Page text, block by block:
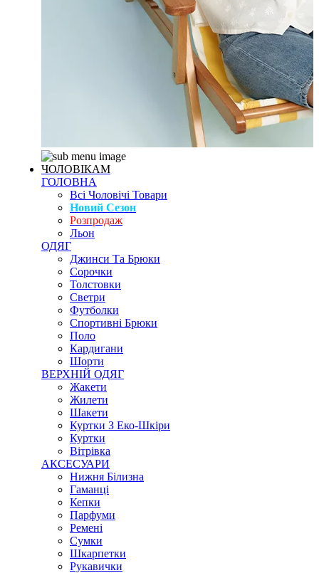
ЧОЛОВІКАМ
ГОЛОВНА
Всі Чоловічі Товари
Новий Сезон
Розпродаж
Льон
ОДЯГ
Джинси Та Брюки
Сорочки
Толстовки
Светри
Футболки
Спортивні Брюки
Поло
Кардигани
Шорти
ВЕРХНІЙ ОДЯГ
Жакети
Жилети
Шакети
Куртки З Еко-Шкіри
Куртки
Вітрівка
АКСЕСУАРИ
Нижня Білизна
Гаманці
Кепки
Парфуми
Ремені
Сумки
Шкарпетки
Рукавички